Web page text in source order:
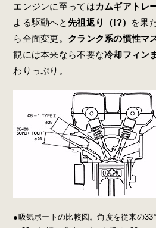
エンジンに至ってはカムギアトレ
よる駆動へと先祖返り（!?）
を果
ら全面変更。 クランク系の慣性マ
観には本来なら不要な冷却フィン
わりっぷり。
●吸気ポートの比較図。角度を従来の